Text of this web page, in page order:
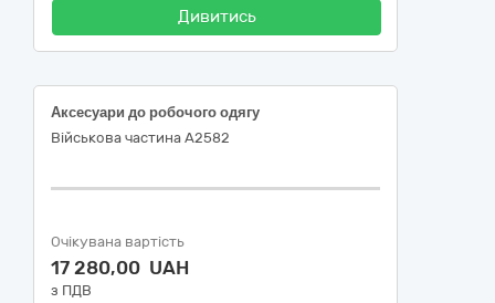
Дивитись
Аксесуари до робочого одягу
Військова частина А2582
Очікувана вартість
17 280,00 UAH
з ПДВ